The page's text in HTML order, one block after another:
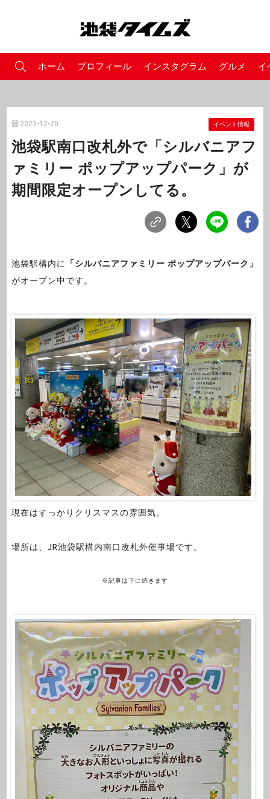
ホーム プロフィール インスタグラム グルメ イ
2023-12-20 イベント情報
池袋駅南口改札外で「シルバニアフ
ァミリー ポップアップパーク」が
期間限定オープンしてる。
池袋駅構内に
「シルバニアファミリー ポップアップパーク」
がオープン中です。
現在はすっかりクリスマスの雰囲気。
場所は、JR池袋駅構内南口改札外催事場です。
※記事は下に続きます